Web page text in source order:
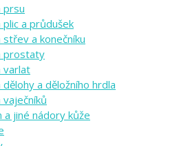
prsu
plic a průdušek
střev a konečníku
prostaty
varlat
dělohy a děložního hrdla
vaječníků
a jiné nádory kůže